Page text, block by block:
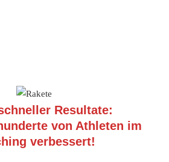
Resultate:
von Athleten im
verbessert!